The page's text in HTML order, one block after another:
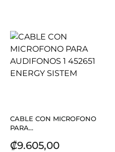
CABLE CON MICROFONO
PARA...
Precio
₡9.605,00